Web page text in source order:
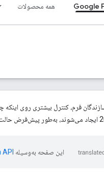
Google همه محصولات
این صفحه به‌وسیله